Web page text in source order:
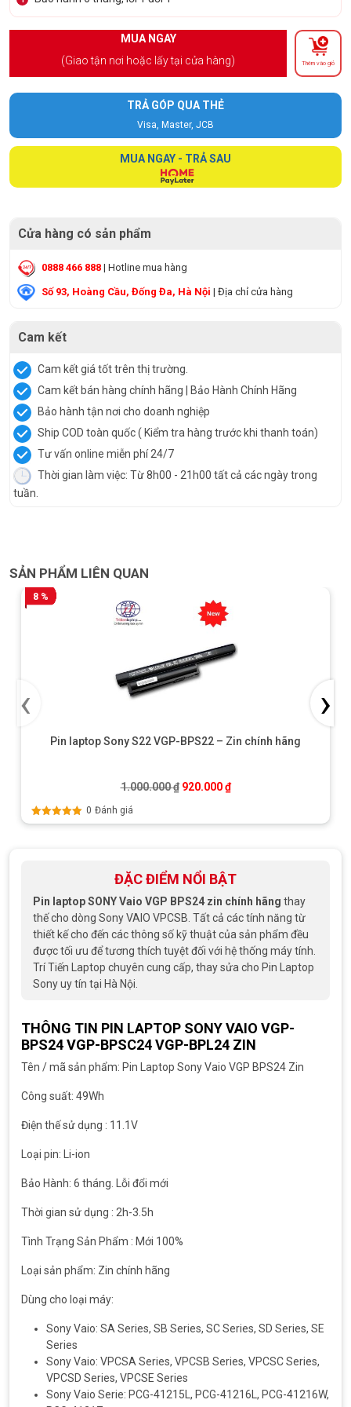
MUA NGAY
(Giao tận nơi hoặc lấy tại cửa hàng)
Thêm vào giỏ
TRẢ GÓP QUA THẺ
Visa, Master, JCB
MUA NGAY - TRẢ SAU
Cửa hàng có sản phẩm
0888 466 888 | Hotline mua hàng
Số 93, Hoàng Cầu, Đống Đa, Hà Nội | Địa chỉ cửa hàng
Cam kết
Cam kết giá tốt trên thị trường.
Cam kết bán hàng chính hãng | Bảo Hành Chính Hãng
Bảo hành tận nơi cho doanh nghiệp
Ship COD toàn quốc ( Kiểm tra hàng trước khi thanh toán)
Tư vấn online miễn phí 24/7
Thời gian làm việc: Từ 8h00 - 21h00 tất cả các ngày trong
tuần.
SẢN PHẨM LIÊN QUAN
8 %
Pin laptop Sony S22 VGP-BPS22 – Zin chính hãng
1.000.000₫ Giá gốc là: 1.000.000 ₫.
920.000₫Giá hiện tại là: 920.000
Được xếp
0 Đánh giá
‹ ›
ĐẶC ĐIỂM NỔI BẬT
Pin laptop SONY Vaio VGP BPS24 zin chính hãng thay
thế cho dòng Sony VAIO VPCSB. Tất cả các tính năng từ
thiết kế cho đến các thông số kỹ thuật của sản phẩm đều
được tối ưu để tương thích tuyệt đối với hệ thống máy tính.
Trí Tiến Laptop chuyên cung cấp, thay sửa cho Pin Laptop
Sony uy tín tại Hà Nội.
THÔNG TIN PIN LAPTOP SONY VAIO VGP-
BPS24 VGP-BPSC24 VGP-BPL24 ZIN
Tên / mã sản phẩm: Pin Laptop Sony Vaio VGP BPS24 Zin
Công suất: 49Wh
Điện thế sử dụng : 11.1V
Loại pin: Li-ion
Bảo Hành: 6 tháng. Lỗi đổi mới
Thời gian sử dụng : 2h-3.5h
Tình Trạng Sản Phẩm : Mới 100%
Loại sản phẩm: Zin chính hãng
Dùng cho loại máy:
Sony Vaio: SA Series, SB Series, SC Series, SD Series, SE
Series
Sony Vaio: VPCSA Series, VPCSB Series, VPCSC Series,
VPCSD Series, VPCSE Series
Sony Vaio Serie: PCG-41215L, PCG-41216L, PCG-41216W,